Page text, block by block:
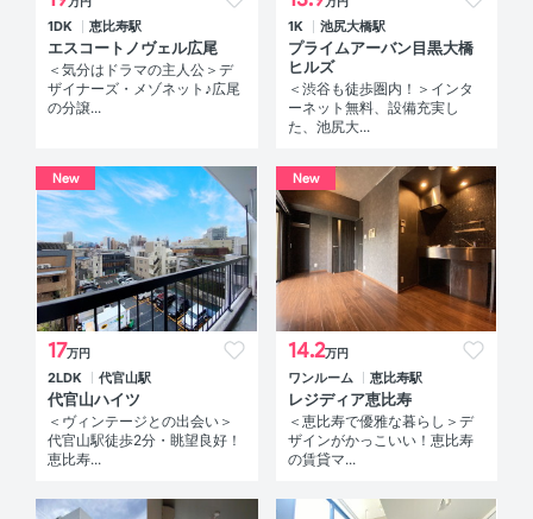
1DK 恵比寿駅
エスコートノヴェル広尾
＜気分はドラマの主人公＞デ
ザイナーズ・メゾネット♪広尾
の分譲...
1K 池尻大橋駅
プライムアーバン目黒大橋
ヒルズ
＜渋谷も徒歩圏内！＞インタ
ーネット無料、設備充実し
た、池尻大...
New
17万円
2LDK 代官山駅
代官山ハイツ
＜ヴィンテージとの出会い＞
代官山駅徒歩2分・眺望良好！
恵比寿...
New
14.2万円
ワンルーム 恵比寿駅
レジディア恵比寿
＜恵比寿で優雅な暮らし＞デ
ザインがかっこいい！恵比寿
の賃貸マ...